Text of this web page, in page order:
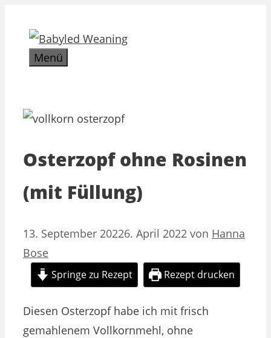
Inhalt
springenMenü
Osterzopf ohne Rosinen
(mit Füllung)
13. September 20226. April 2022 von Hanna
Bose
Springe zu Rezept Rezept drucken
Diesen Osterzopf habe ich mit frisch
gemahlenem Vollkornmehl, ohne